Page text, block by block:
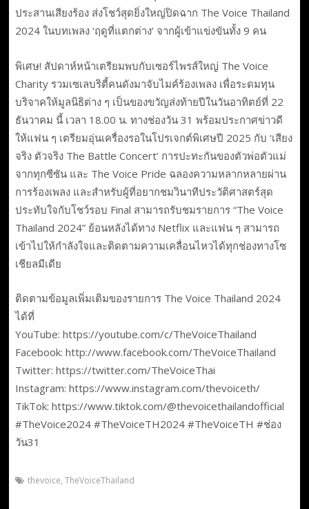
ประสานเสียงร้อง ส่งโชว์สุดยิ่งใหญ่ปิดฉาก The Voice Thailand
2024 ในบทเพลง ‘ฤดูที่แตกต่าง’ จากผู้เข้าแข่งขันทั้ง 9 คน
พิเศษ! สัปดาห์หน้าเตรียมพบกับเซอร์ไพรส์ใหญ่ The Voice
Charity รวมเซเลบริตี้คนดังมาจับไมค์ร้องเพลง เพื่อระดมทุน
บริจาคให้มูลนิธิต่าง ๆ เป็นของขวัญส่งท้ายปีในวันอาทิตย์ที่ 22
ธันวาคม นี้ เวลา 18.00 น. ทางช่องวัน 31 พร้อมประกาศข่าวดี
ให้แฟน ๆ เตรียมอุ่นเครื่องรอในโปรเจกต์พิเศษปี 2025 กับ ‘เสียง
จริง ตัวจริง The Battle Concert’ การปะทะกันของตัวพ่อตัวแม่
จากทุกซีซัน และ The Voice Pride ฉลองความหลากหลายผ่าน
การร้องเพลง และสำหรับผู้ที่อยากชมวินาทีประวัติศาสตร์สุด
ประทับใจกับโชว์รอบ Final สามารถรับชมรายการ “The Voice
Thailand 2024” ย้อนหลังได้ทาง Netflix และแฟน ๆ สามารถ
เข้าไปให้กำลังใจและติดตามความเคลื่อนไหวได้ทุกช่องทางโซ
เชียลมีเดีย
ติดตามข้อมูลเพิ่มเติมของรายการ The Voice Thailand 2024
ได้ที่
YouTube: https://youtube.com/c/TheVoiceThailand
Facebook: http://www.facebook.com/TheVoiceThailand
Twitter: https://twitter.com/TheVoiceThai
Instagram: https://www.instagram.com/thevoiceth/
TikTok: https://www.tiktok.com/@thevoicethailandofficial
#TheVoice2024 #TheVoiceTH2024 #TheVoiceTH #ช่อง
วัน31
thevoice, TheVoiceThailand